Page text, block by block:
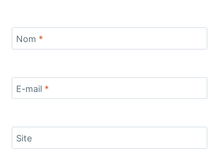
Nom *
E-mail *
Site